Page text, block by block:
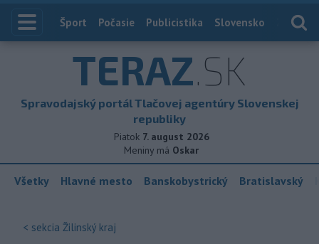
Index
Šport Počasie Publicistika Slovensko
TERAZ.SK
Spravodajský portál Tlačovej agentúry Slovenskej
republiky
Piatok 7. august 2026
Meniny má Oskar
Všetky Hlavné mesto Banskobystrický Bratislavský
< sekcia Žilinský kraj